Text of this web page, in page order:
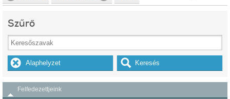
Szűrő
Felfedezettjeink